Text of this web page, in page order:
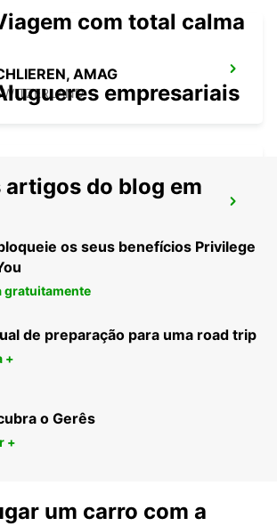
AMAG
ZENTRUM *NOT PUBLIC
com total calma
empresariais
artigos do blog em
os seus benefícios Privilege
gratuitamente
de preparação para uma road trip
+
o Gerês
+
um carro com a